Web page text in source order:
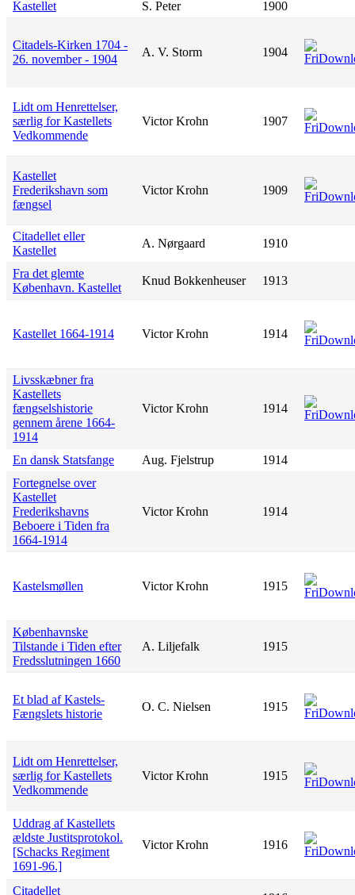
Kastellet S. Peter 1900
Citadels-Kirken 1704 -
26. november - 1904
A. V. Storm 1904
Lidt om Henrettelser,
særlig for Kastellets
Vedkommende
Victor Krohn 1907
Kastellet
Frederikshavn som
fængsel
Victor Krohn 1909
Citadellet eller
Kastellet
A. Nørgaard 1910
Fra det glemte
København. Kastellet
Knud Bokkenheuser 1913
Kastellet 1664-1914 Victor Krohn 1914
Livsskæbner fra
Kastellets
fængselshistorie
gennem årene 1664-
1914
Victor Krohn 1914
En dansk Statsfange Aug. Fjelstrup
1914
Fortegnelse over
Kastellet
Frederikshavns
Beboere i Tiden fra
1664-1914
Victor Krohn 1914
Kastelsmøllen Victor Krohn 1915
Københavnske
Tilstande i Tiden efter
Fredsslutningen 1660
A. Liljefalk 1915
Et blad af Kastels-
Fængslets historie
O. C. Nielsen 1915
Lidt om Henrettelser,
særlig for Kastellets
Vedkommende
Victor Krohn 1915
Uddrag af Kastellets
ældste Justitsprotokol.
[Schacks Regiment
1691-96.]
Victor Krohn 1916
Citadellet